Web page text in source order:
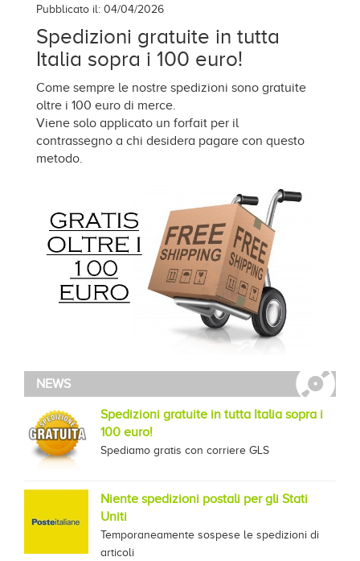
Pubblicato il: 04/04/2026
Spedizioni gratuite in tutta
Italia sopra i 100 euro!
Come sempre le nostre spedizioni sono gratuite
oltre i 100 euro di merce.
Viene solo applicato un forfait per il
contrassegno a chi desidera pagare con questo
metodo.
NEWS
Spedizioni gratuite in tutta Italia sopra i
100 euro!
Spediamo gratis con corriere GLS
Niente spedizioni postali per gli Stati
Uniti
Temporaneamente sospese le spedizioni di
articoli